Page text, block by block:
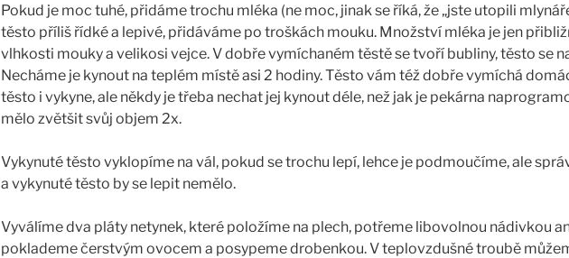
Pokud je moc tuhé, přidáme trochu mléka (ne moc, jinak se říká, že „jste utopili
těsto příliš řídké a lepivé, přidáváme po troškách mouku. Množství mléka je jen
vlhkosti mouky a velikosi vejce. V dobře vymíchaném těstě se tvoří bubliny, těsto se
Necháme je kynout na teplém místě asi 2 hodiny. Těsto vám též dobře vymíchá
těsto i vykyne, ale někdy je třeba nechat jej kynout déle, než jak je pekárna
mělo zvětšit svůj objem 2x.
Vykynuté těsto vyklopíme na vál, pokud se trochu lepí, lehce je podmoučíme, ale
a vykynuté těsto by se lepit nemělo.
Vyválíme dva pláty netynek, které položíme na plech, potřeme libovolnou nádivkou
poklademe čerstvým ovocem a posypeme drobenkou. V teplovzdušné troubě